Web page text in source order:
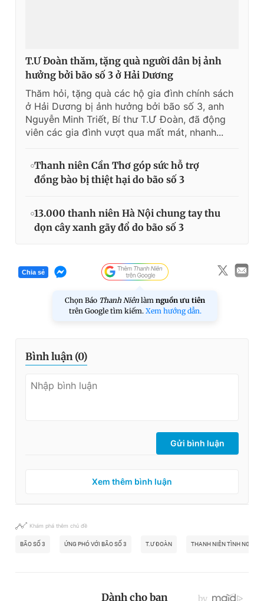
T.Ư Đoàn thăm, tặng quà người dân bị ảnh
hưởng bởi bão số 3 ở Hải Dương
Thăm hỏi, tặng quà các hộ gia đình chính sách
ở Hải Dương bị ảnh hưởng bởi bão số 3, anh
Nguyễn Minh Triết, Bí thư T.Ư Đoàn, đã động
viên các gia đình vượt qua mất mát, nhanh...
Thanh niên Cần Thơ góp sức hỗ trợ
đồng bào bị thiệt hại do bão số 3
13.000 thanh niên Hà Nội chung tay thu
dọn cây xanh gãy đổ do bão số 3
Chia sẻ
Chọn Báo Thanh Niên làm nguồn ưu tiên
trên Google tìm kiếm. Xem hướng dẫn.
Bình luận (0)
Gửi bình luận
Xem thêm bình luận
Khám phá thêm chủ đề
BÃO SỐ 3 ỨNG PHÓ VỚI BÃO SỐ 3 T.Ư ĐOÀN THANH NIÊN TÌNH NGUYỆN